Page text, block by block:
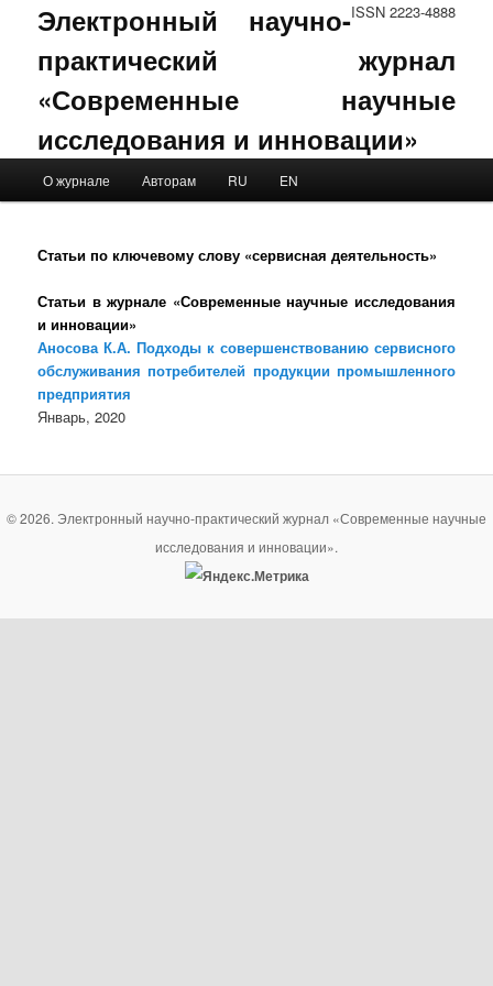
ISSN 2223-4888
Электронный научно-
практический журнал
«Современные научные
исследования и инновации»
Skip to primary content
Skip to secondary content
О журнале Авторам RU EN
Статьи по ключевому слову «сервисная деятельность»
Статьи в журнале «Современные научные исследования
и инновации»
Аносова К.А. Подходы к совершенствованию сервисного
обслуживания потребителей продукции промышленного
предприятия
Январь, 2020
© 2026. Электронный научно-практический журнал «Современные научные
исследования и инновации».